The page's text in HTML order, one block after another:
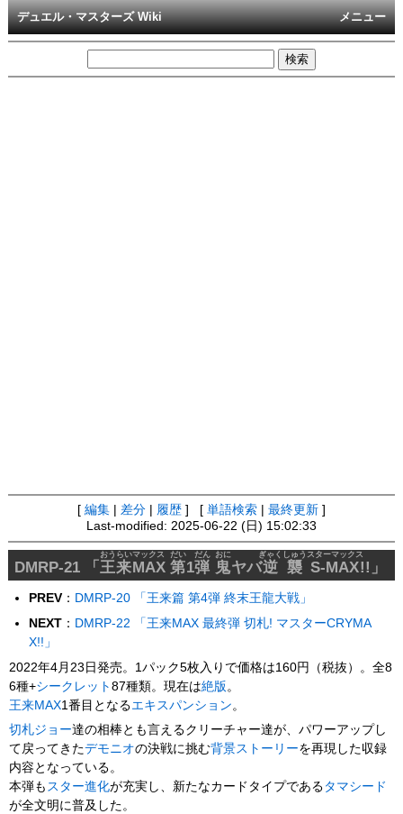
メニュー
デュエル・マスターズ Wiki
[ 編集 差分 履歴 ] [ 単語検索 最終更新 ]
Last-modified: 2025-06-22 (日) 15:02:33
DMRP-21 「 王来
おうらい
MAX
マックス
第
だい
1弾
だん
鬼
おに
ヤバ逆襲
ぎゃくしゅう
S-MAX
スターマックス
!!」
PREV ： DMRP-20 「王来篇 第4弾 終末王龍大戦」
NEXT ： DMRP-22 「王来MAX 最終弾 切札! マスターCRYMA
X!!」
2022年4月23日発売。1パック5枚入りで価格は160円（税抜）。全8
6種+シークレット87種類。現在は絶版 。
王来MAX1番目となるエキスパンション 。
切札ジョー達の相棒とも言えるクリーチャー達が、パワーアップし
て戻ってきたデモニオの決戦に挑む背景ストーリーを再現した収録
内容となっている。
本弾も スター進化が充実し、新たなカードタイプである タマシード
が全文明に普及した。